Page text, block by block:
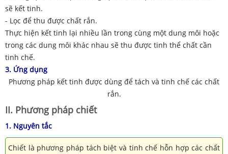
sẽ kết tinh.
- Lọc để thu được chất rắn.
Thực hiện kết tinh lại nhiều lần trong cùng một dung môi hoặc
trong các dung môi khác nhau sẽ thu được tinh thể chất cần
tinh chế.
3. Ứng dụng
Phương pháp kết tinh được dùng để tách và tinh chế các chất
rắn.
II. Phương pháp chiết
1. Nguyên tắc
Chiết là phương pháp tách biệt và tinh chế hỗn hợp các chất